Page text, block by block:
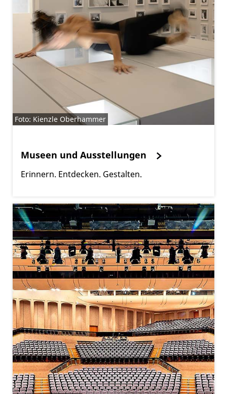
Foto: Kienzle Oberhammer
Museen und Ausstellungen
Erinnern. Entdecken. Gestalten.